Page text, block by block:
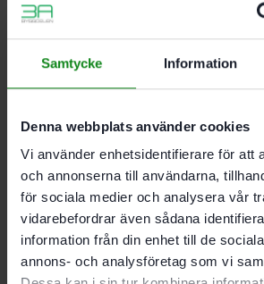
Samtycke Information
Denna webbplats använder cookies
Vi använder enhetsidentifierare för att
och annonserna till användarna,
för sociala medier och analysera vår
vidarebefordrar även sådana
information från din enhet till de
annons- och analysföretag som vi
Bärlast (kopplad) 40 kg
Produktvikt utan tillbehör 3,5 kg
Bli först med att recensera ”Festool
SYS3 T-BAG M”
Du måste varainloggadför att skriva